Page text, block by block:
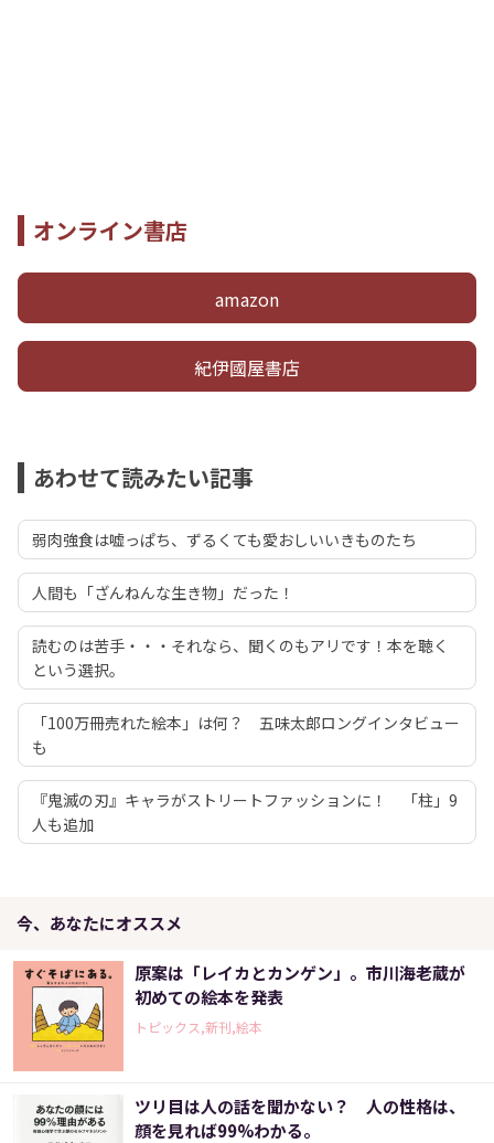
オンライン書店
amazon
紀伊國屋書店
あわせて読みたい記事
弱肉強食は嘘っぱち、ずるくても愛おしいいきものたち
人間も「ざんねんな生き物」だった！
読むのは苦手・・・それなら、聞くのもアリです！本を聴く
という選択。
「100万冊売れた絵本」は何？ 五味太郎ロングインタビュー
も
『鬼滅の刃』キャラがストリートファッションに！ 「柱」9
人も追加
今、あなたにオススメ
原案は「レイカとカンゲン」。市川海老蔵が
初めての絵本を発表
トピックス,新刊,絵本
ツリ目は人の話を聞かない？ 人の性格は、
顔を見れば99%わかる。